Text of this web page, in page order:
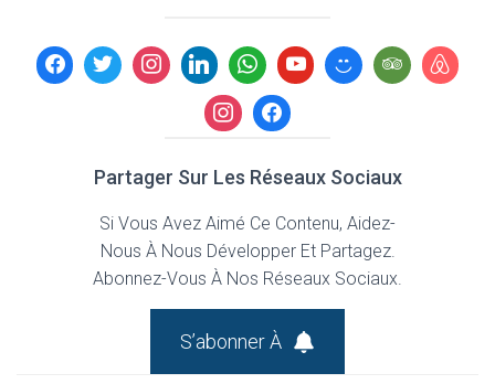
Partager Sur Les Réseaux Sociaux
Si Vous Avez Aimé Ce Contenu, Aidez-
Nous À Nous Développer Et Partagez.
Abonnez-Vous À Nos Réseaux Sociaux.
S’abonner À